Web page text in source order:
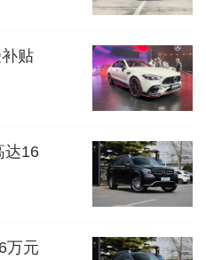
贴
达16
万元